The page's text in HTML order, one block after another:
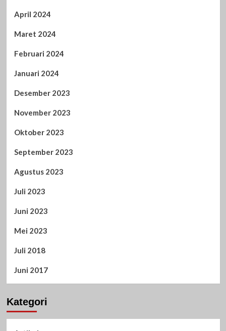
April 2024
Maret 2024
Februari 2024
Januari 2024
Desember 2023
November 2023
Oktober 2023
September 2023
Agustus 2023
Juli 2023
Juni 2023
Mei 2023
Juli 2018
Juni 2017
Kategori